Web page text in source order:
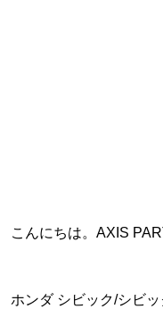
こんにちは。AXIS
ホンダ シビック/シビ